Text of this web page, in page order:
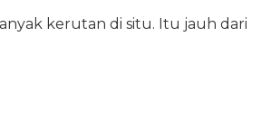
kerutan di situ. Itu jauh dari